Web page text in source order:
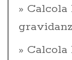
Calcola
Calcola